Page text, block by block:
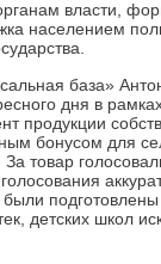
власти,
населением
база»
дня в
продукции
бонусом для
товар
подготовлены
детских школ